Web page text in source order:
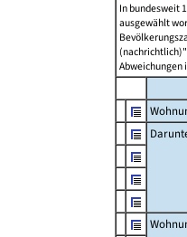
In bundesweit
ausgewählt
Abweichungen